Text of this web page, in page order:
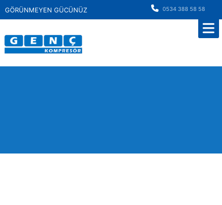
GÖRÜNMEYEN GÜCÜNÜZ 0534 388 58 58